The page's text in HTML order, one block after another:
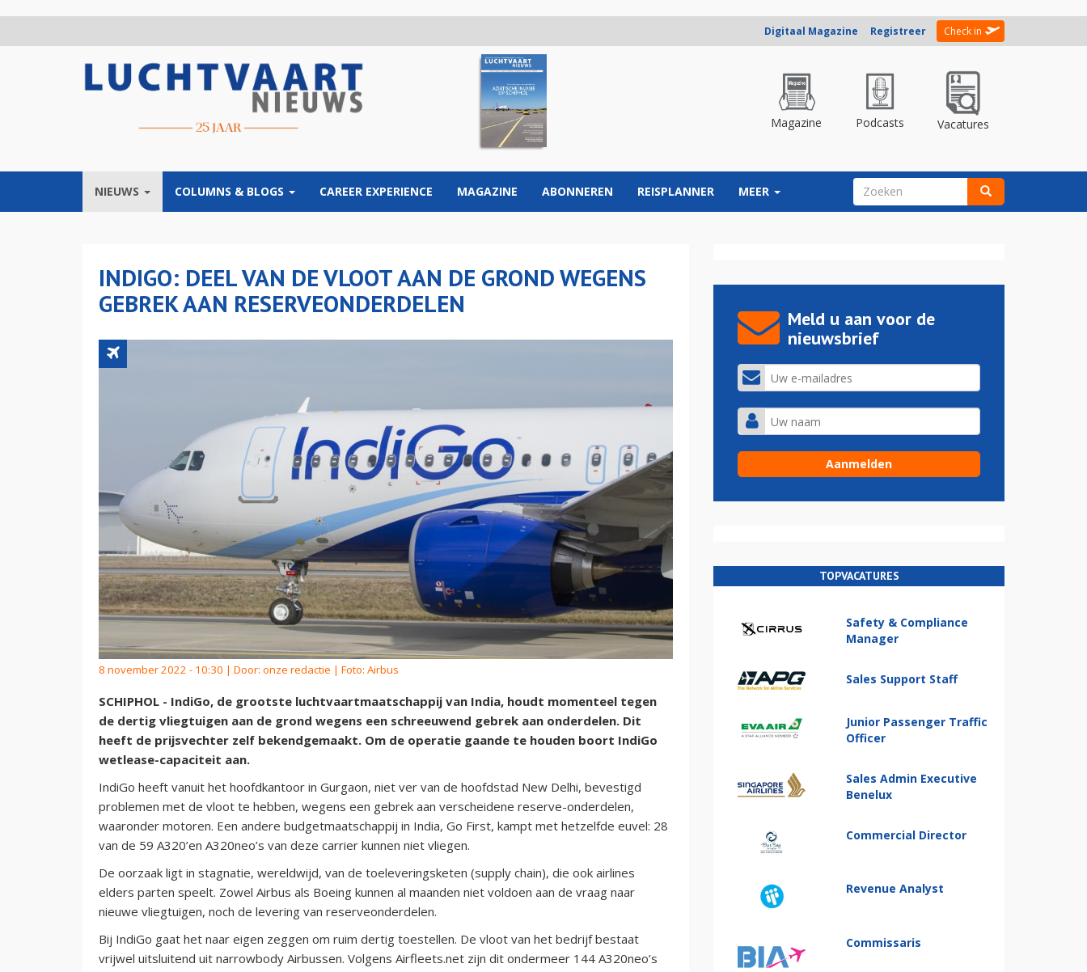
Digitaal Magazine Registreer Check in
Magazine Podcasts Vacatures
NIEUWS COLUMNS & BLOGS CAREER EXPERIENCE MAGAZINE ABONNEREN REISPLANNER MEER ZOEKVELD
INDIGO: DEEL VAN DE VLOOT AAN DE GROND WEGENS
GEBREK AAN RESERVEONDERDELEN
8 november 2022 - 10:30 | Door: onze redactie | Foto: Airbus
SCHIPHOL - IndiGo, de grootste luchtvaartmaatschappij van India, houdt momenteel tegen
de dertig vliegtuigen aan de grond wegens een schreeuwend gebrek aan onderdelen. Dit
heeft de prijsvechter zelf bekendgemaakt. Om de operatie gaande te houden boort IndiGo
wetlease-capaciteit aan.
IndiGo heeft vanuit het hoofdkantoor in Gurgaon, niet ver van de hoofdstad New Delhi, bevestigd
problemen met de vloot te hebben, wegens een gebrek aan verscheidene reserve-onderdelen,
waaronder motoren. Een andere budgetmaatschappij in India, Go First, kampt met hetzelfde euvel: 28
van de 59 A320’en A320neo’s van deze carrier kunnen niet vliegen.
De oorzaak ligt in stagnatie, wereldwijd, van de toeleveringsketen (supply chain), die ook airlines
elders parten speelt. Zowel Airbus als Boeing kunnen al maanden niet voldoen aan de vraag naar
nieuwe vliegtuigen, noch de levering van reserveonderdelen.
Bij IndiGo gaat het naar eigen zeggen om ruim dertig toestellen. De vloot van het bedrijf bestaat
vrijwel uitsluitend uit narrowbody Airbussen. Volgens Airfleets.net zijn dit ondermeer 144 A320neo’s
Meld u aan voor de
nieuwsbrief
TOPVACATURES
Safety & Compliance
Manager
Sales Support Staff
Junior Passenger Traffic
Officer
Sales Admin Executive
Benelux
Commercial Director
Revenue Analyst
Commissaris